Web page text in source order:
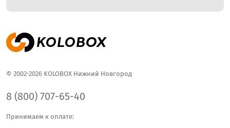
© 2002-2026 KOLOBOX Нижний Новгород
8 (800) 707-65-40
Принимаем к оплате: